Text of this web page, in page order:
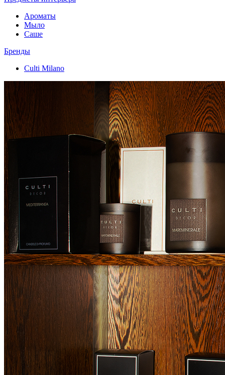
Ароматы
Мыло
Саше
Бренды
Culti Milano